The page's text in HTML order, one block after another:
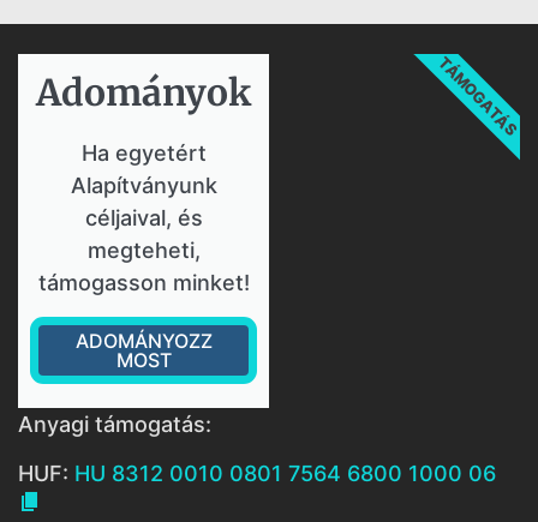
Adományok​
Ha egyetért
Alapítványunk
céljaival, és
megteheti,
támogasson minket!
ADOMÁNYOZZ
MOST
TÁMOGATÁS
Anyagi támogatás:
HUF: HU 8312 0010 0801 7564 6800 1000 06
